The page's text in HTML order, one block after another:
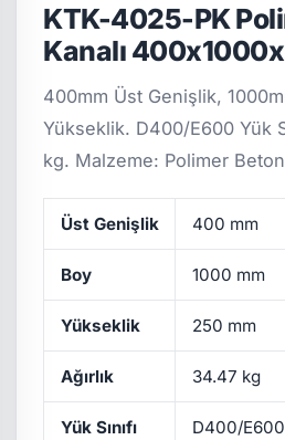
KTK-4025-PK
Kanalı
400mm Üst Genişlik,
Yükseklik. D400/E600 Yük
kg. Malzeme: Polimer
Üst Genişlik 400 mm
Boy 1000 mm
Yükseklik 250 mm
Ağırlık 34.47 kg
Yük Sınıfı D400/E600